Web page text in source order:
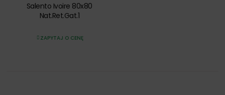
Salento Ivoire 80x80
Nat.Ret.Gat.1
ZAPYTAJ O CENĘ